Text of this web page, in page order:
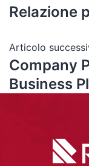
Relazione
Articolo
Company
Business